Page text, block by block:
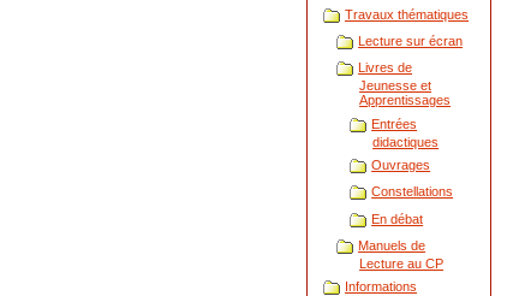
Travaux thématiques
Lecture sur écran
Livres de
Jeunesse et
Apprentissages
Entrées
didactiques
Ouvrages
Constellations
En débat
Manuels de
Lecture au CP
Informations